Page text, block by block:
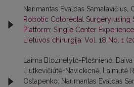
Narimantas Evaldas Samalavičius,
Robotic Colorectal Surgery
Platform: Single Center
Lietuvos chirurgija: Vol. 18 No. 1
Laima Bloznelytė-Plėšnienė,
Liutkevičiūtė-Navickienė, Laimutė
Ostapenko, Narimantas Evaldas